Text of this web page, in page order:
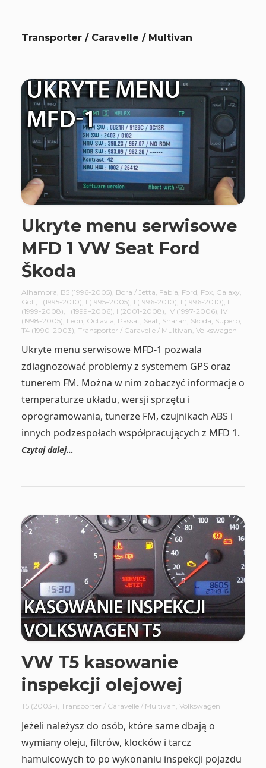
Transporter / Caravelle / Multivan
Ukryte menu serwisowe
MFD 1 VW Seat Ford
Škoda
Alhambra B5 (1996-2005) Bora / Jetta Fabia Ford Fox, Galaxy
Golf, I (1995-2010) I (1995–2005) I (1996-2010) I (1996-2010) I
(1999-2008) I (1999–2006) I (2001-2008) IV (1997-2006) IV
(1998-2005) Leon Octavia Passat Seat Sharan Skoda Superb,
T4 (1990-2003) Transporter / Caravelle / Multivan Volkswagen
Ukryte menu serwisowe MFD-1 pozwala
zdiagnozować problemy z systemem GPS oraz
tunerem FM. Można w nim zobaczyć informacje o
temperaturze układu, wersji sprzętu i
oprogramowania, tunerze FM, czujnikach ABS i
innych podzespołach współpracujących z MFD 1.
Czytaj dalej…
VW T5 kasowanie
inspekcji olejowej
T5 (2003-), Transporter / Caravelle / Multivan, Volkswagen
Jeżeli należysz do osób, które same dbają o
wymiany oleju, filtrów, klocków i tarcz
hamulcowych to po wykonaniu inspekcji pojazdu